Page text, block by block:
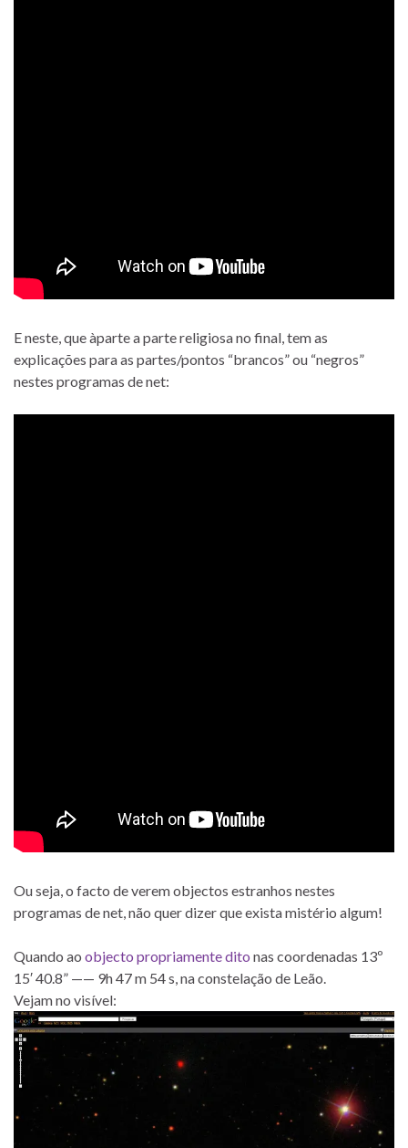
E neste, que àparte a parte religiosa no final, tem as
explicações para as partes/pontos “brancos” ou “negros”
nestes programas de net:
Ou seja, o facto de verem objectos estranhos nestes
programas de net, não quer dizer que exista mistério algum!
Quando ao objecto propriamente dito nas coordenadas 13º
15′ 40.8” —— 9h 47 m 54 s, na constelação de Leão.
Vejam no visível: